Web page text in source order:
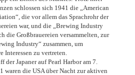
schlossen sich 1941 die „American
die vor allem das Sprachrohr der
war, und die „Brewing Industry
die Großbrauereien versammelten, zur
Industry“ zusammen, um
Interessen zu vertreten.
der Japaner auf Pearl Harbor am 7.
waren die USA über Nacht zur aktiven